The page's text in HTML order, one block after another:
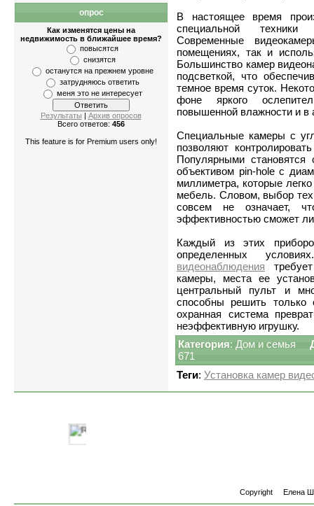
опрос
Как изменятся цены на
недвижимость в ближайшее время?
повысятся
снизятся
останутся на прежнем уровне
затрудняюсь ответить
меня это не интересует
Результаты | Архив опросов
Всего ответов: 456
This feature is for Premium users only!
В настоящее время
специальной техники
Современные
помещениях, так и
Большинство камер
подсветкой, что
темное время суток.
фоне яркого
повышенной влажности и в
Специальные камеры с
позволяют
Популярными
объективом pin-hole с
миллиметра, которые
мебель. Словом, выбор
совсем не означает,
эффективностью сможет
Каждый из этих
определенных
видеонаблюдения
камеры, места ее
центральный пульт и
способны решить только
охранная система
неэффективную игрушку.
Категория: Дом и семья
671
Теги: Установка камер
Квартиры-
Copyright Елена